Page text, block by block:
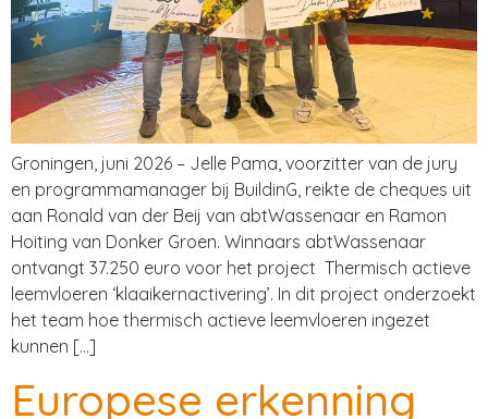
Groningen, juni 2026 – Jelle Pama, voorzitter van de jury
en programmamanager bij BuildinG, reikte de cheques uit
aan Ronald van der Beij van abtWassenaar en Ramon
Hoiting van Donker Groen. Winnaars abtWassenaar
ontvangt 37.250 euro voor het project Thermisch actieve
leemvloeren ‘klaaikernactivering’. In dit project onderzoekt
het team hoe thermisch actieve leemvloeren ingezet
kunnen […]
Europese erkenning